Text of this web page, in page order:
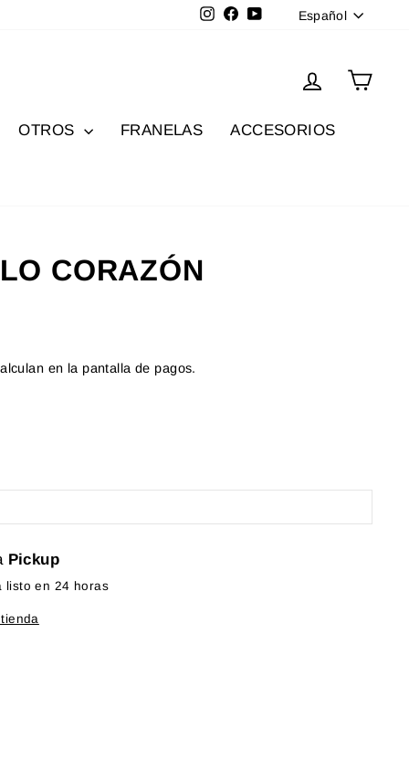
Instagram
Facebook
YouTubeIdioma
Español
Ingresar
OTROS FRANELAS ACCESORIOS
CORAZÓN
en la pantalla de pagos.
Pickup
listo en 24 horas